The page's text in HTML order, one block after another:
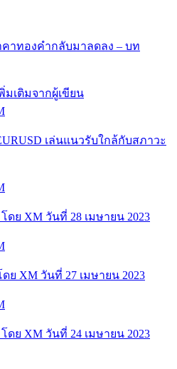
าทองคำกลับมาลดลง – บท
มเติมจากผู้เขียน
เล่นแนวรับใกล้กับสภาวะ
ดย XM วันที่ 28 เมษายน 2023
ย XM วันที่ 27 เมษายน 2023
ดย XM วันที่ 24 เมษายน 2023